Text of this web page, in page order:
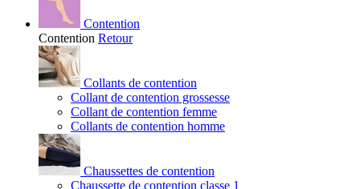
Contention
Contention Retour
Collants de contention
Collant de contention grossesse
Collant de contention femme
Collants de contention homme
Chaussettes de contention
Chaussette de contention classe 1